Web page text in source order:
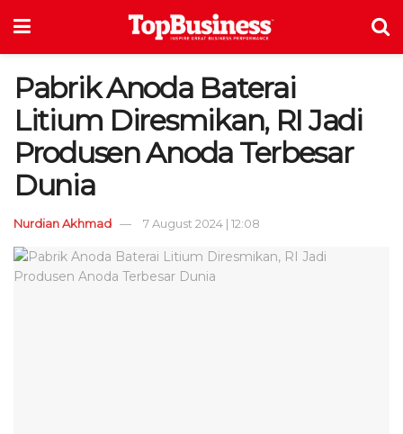
Pabrik Anoda Baterai
Litium Diresmikan, RI Jadi
Produsen Anoda Terbesar
Dunia
Nurdian Akhmad 7 August 2024 | 12:08